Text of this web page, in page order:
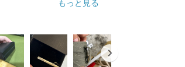
もっと見る